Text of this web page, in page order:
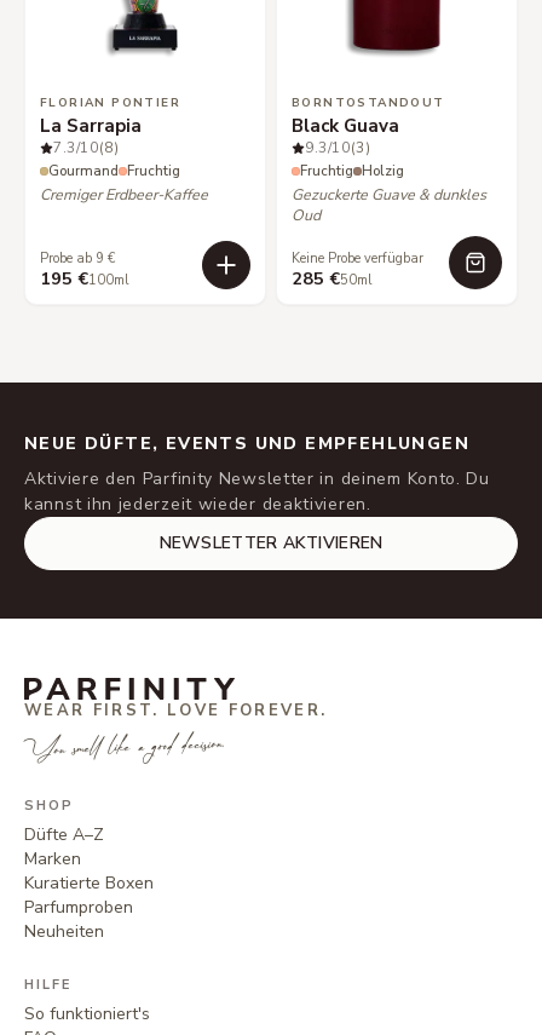
FLORIAN PONTIER
La Sarrapia
7.3/10(8)
Gourmand Fruchtig
Cremiger Erdbeer-Kaffee
Probe ab 9 €
195 €100ml
BORNTOSTANDOUT
Black Guava
9.3/10(3)
Fruchtig Holzig
Gezuckerte Guave & dunkles
Oud
Keine Probe verfügbar
285 €50ml
NEUE DÜFTE, EVENTS UND EMPFEHLUNGEN
Aktiviere den Parfinity Newsletter in deinem Konto. Du
kannst ihn jederzeit wieder deaktivieren.
NEWSLETTER AKTIVIEREN
WEAR FIRST. LOVE FOREVER.
You smell like a good decision.
SHOP
Düfte A–Z
Marken
Kuratierte Boxen
Parfumproben
Neuheiten
HILFE
So funktioniert's